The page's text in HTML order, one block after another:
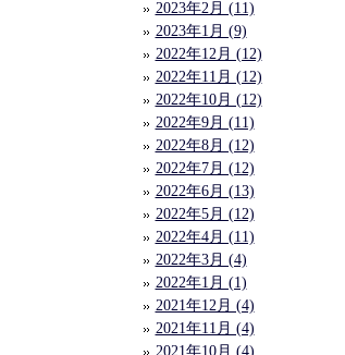
2023年2月 (11)
2023年1月 (9)
2022年12月 (12)
2022年11月 (12)
2022年10月 (12)
2022年9月 (11)
2022年8月 (12)
2022年7月 (12)
2022年6月 (13)
2022年5月 (12)
2022年4月 (11)
2022年3月 (4)
2022年1月 (1)
2021年12月 (4)
2021年11月 (4)
2021年10月 (4)